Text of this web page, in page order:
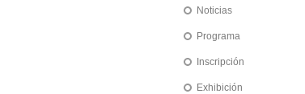
Noticias
Programa
Inscripción
Exhibición